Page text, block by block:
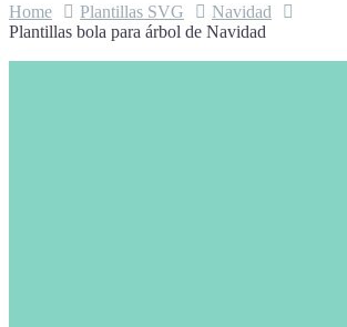
Home Plantillas SVG
Navidad
Plantillas bola para árbol de Navidad